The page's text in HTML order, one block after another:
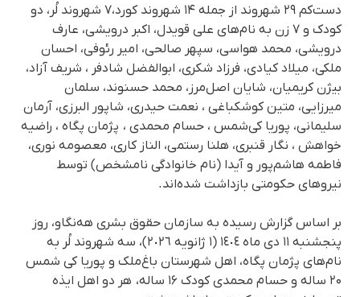
دست‌کم ۲۹ شهروند از جمله ۱۴ شهروند کورد،۷ شهروند لُر، دو
کودک و ۷ زن به نام‌های علی قویدل، اکبر درویشی، عارف
درویشی، محمد هواسی، سپهر صالحی، امیر رئوفی، احسان
ملکی، میلاد کیادی، فرزاد شکری، ابوالفضل شادفر ، شریف آزاد،
بیژن کریمیان، شایان اصل‌مرز، محمد حسنوند، سلمان
میرزایی، متین کوشکباغی ، نعمت حیدری، شاپور البرزی، آرمان
سلیمانی، پوریا کی‌شمس ، حسام محمدی ، پژمان پگاه ، راضیه
خواهش ، نگار قنبری، هلنا رستمی، الناز کاری، معصومه نوری،
فاطمه هاشم‌پور و آیدا (نام خانوادگی نامشخص) توسط
نیروهای حکومتی بازداشت شده‌اند.
بر اساس گزارش رسیده به سازمان حقوق بشری هه‌نگاو، روز
پنجشنبه ١١ دی ماه ١٤٠٤ (١ ژانویە ٢٠٢٦)، سه شهروند لُر به
نام‌های پژمان پگاه، اهل شهرستان باغ‌ملک و پوریا کی شمس
۲۰ ساله و حسام محمدی کودک ۱۶ سالە، هر دو اهل ایذه